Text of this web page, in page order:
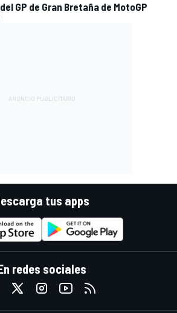
GP de Gran Bretaña de MotoGP
tus apps
redes sociales